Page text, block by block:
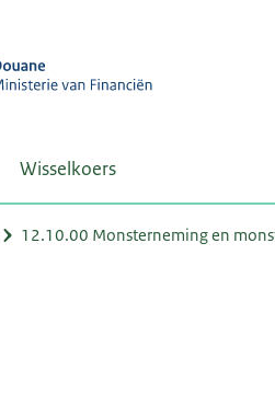
Wisselkoers
12.10.00 Monsterneming en